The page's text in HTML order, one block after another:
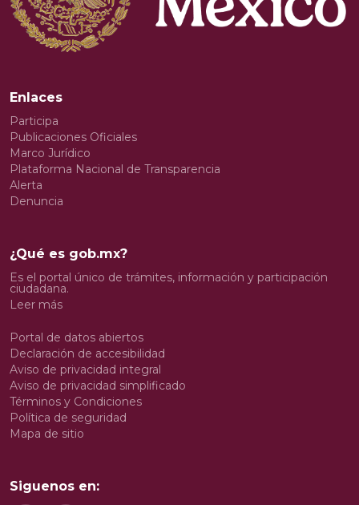
Enlaces
Participa
Publicaciones Oficiales
Marco Jurídico
Plataforma Nacional de Transparencia
Alerta
Denuncia
¿Qué es gob.mx?
Es el portal único de trámites, información y participación
ciudadana.
Leer más
Portal de datos abiertos
Declaración de accesibilidad
Aviso de privacidad integral
Aviso de privacidad simplificado
Términos y Condiciones
Política de seguridad
Mapa de sitio
Siguenos en: